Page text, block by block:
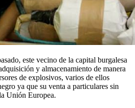
este vecino de la capital burgalesa
y almacenamiento de manera
de explosivos, varios de ellos
ya que su venta a particulares sin
Unión Europea.